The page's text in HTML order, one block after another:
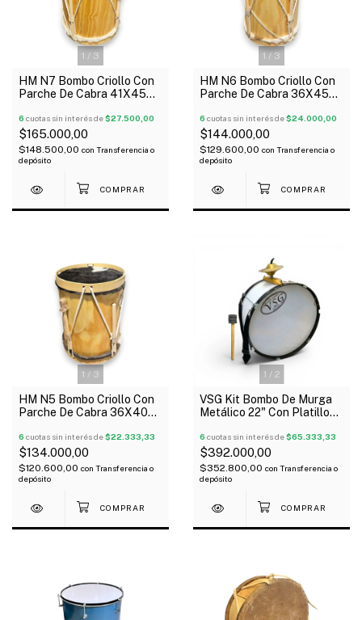
1 / 3
HM N7 Bombo Criollo Con
Parche De Cabra 41X45
6 cuotas sin interés de$27.500,00
$165.000,00
$148.500,00 con Transferencia o
depósito
1 / 3
HM N6 Bombo Criollo Con
Parche De Cabra 36X45
6 cuotas sin interés de$24.000,00
$144.000,00
$129.600,00 con Transferencia o
depósito
1 / 3
HM N5 Bombo Criollo Con
Parche De Cabra 36X40
6 cuotas sin interés de$22.333,33
$134.000,00
$120.600,00 con Transferencia o
depósito
1 / 2
VSG Kit Bombo De Murga
Metálico 22" Con Platillo
6 cuotas sin interés de$65.333,33
$392.000,00
$352.800,00 con Transferencia o
depósito